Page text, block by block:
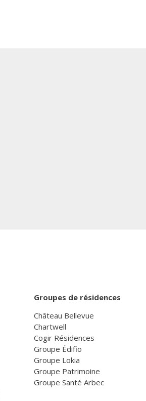
Groupes de résidences
Château Bellevue
Chartwell
Cogir Résidences
Groupe Édifio
Groupe Lokia
Groupe Patrimoine
Groupe Santé Arbec